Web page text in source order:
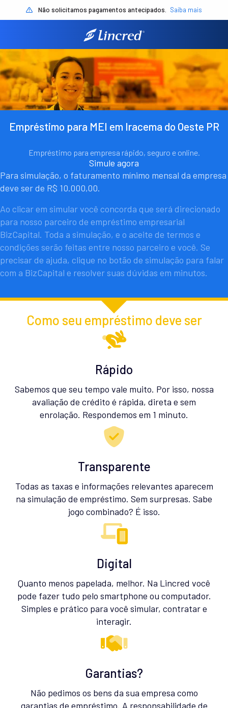
Não solicitamos pagamentos antecipados. Saiba mais
Empréstimo para MEI em Iracema do Oeste PR
Empréstimo para empresa rápido, seguro e online.
Simule agora
Para simulação, o faturamento mínimo mensal da empresa
deve ser de R$ 10.000,00.
Ao clicar em simular você concorda que será direcionado
para nosso parceiro de empréstimo empresarial
BizCapital. Toda a simulação, e o aceite de termos e
condições serão feitas entre nosso parceiro e você. Se
precisar de ajuda, clique no botão de simulação para falar
com a BizCapital e resolver suas dúvidas em minutos.
Como seu empréstimo deve ser
Rápido
Sabemos que seu tempo vale muito. Por isso, nossa
avaliação de crédito é rápida, direta e sem
enrolação. Respondemos em 1 minuto.
Transparente
Todas as taxas e informações relevantes aparecem
na simulação de empréstimo. Sem surpresas. Sabe
jogo combinado? É isso.
Digital
Quanto menos papelada, melhor. Na Lincred você
pode fazer tudo pelo smartphone ou computador.
Simples e prático para você simular, contratar e
interagir.
Garantias?
Não pedimos os bens da sua empresa como
garantias de empréstimo. A responsabilidade de